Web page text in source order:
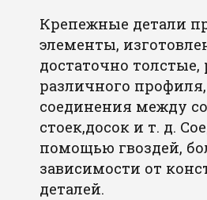
Крепежные детали
элементы,
достаточно
различного
соединения между
стоек,досок и т. д.
помощью гвоздей,
зависимости от
деталей.